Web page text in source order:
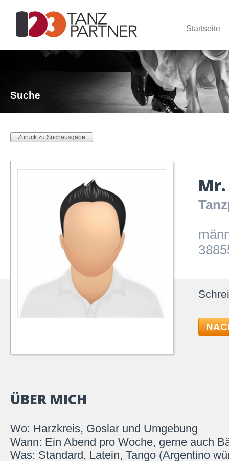
Startseite
Suche
Zurück zu Suchausgabe
ÜBER MICH
Wo: Harzkreis, Goslar und Umgebung
Wann: Ein Abend pro Woche, gerne auch
Was: Standard, Latein, Tango (Argentino